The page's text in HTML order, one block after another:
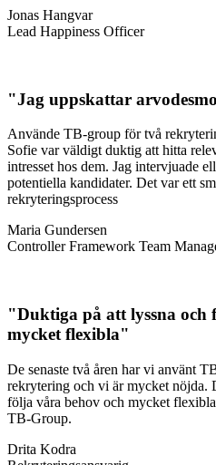
Jonas Hangvar
Lead Happiness Officer
Jag uppskattar
Använde TB-group för två
Sofie var väldigt duktig att hitta
intresset hos dem. Jag intervjuade
potentiella kandidater. Det var ett
rekryteringsprocess
Maria Gundersen
Controller Framework Team
Duktiga på att lyssna och
mycket flexibla
De senaste två åren har vi använt
rekrytering och vi är mycket nöjda.
följa våra behov och mycket
TB-Group.
Drita Kodra